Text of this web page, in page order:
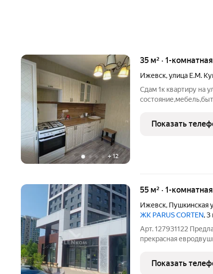
+12
35 м² · 1-
Ижевск,улица Е.М.
Сдам 1к квартиру на
Показать
55 м² · 1-
Ижевск, Пушкинская
ЖК PARUS CORTEN, 3
Арт. 127931122
прекрасная
непосредственной
крупных торговых
Показать